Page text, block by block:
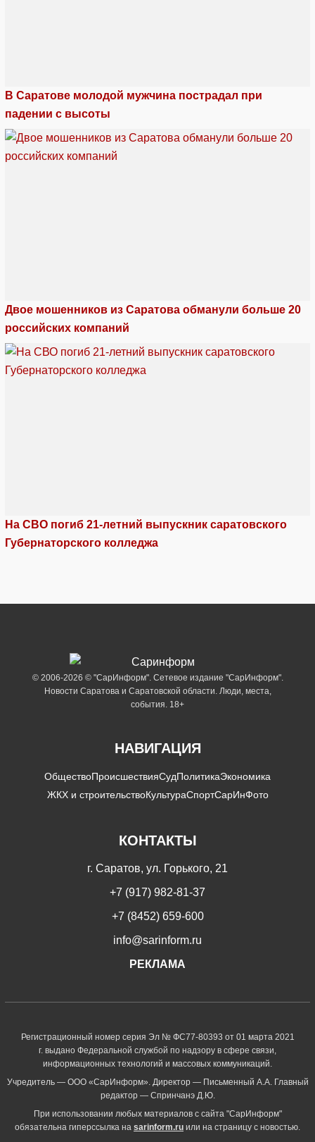
В Саратове молодой мужчина пострадал при
падении с высоты
Двое мошенников из Саратова обманули больше 20
российских компаний
На СВО погиб 21-летний выпускник саратовского
Губернаторского колледжа
© 2006-2026 © "СарИнформ". Сетевое издание "СарИнформ".
Новости Саратова и Саратовской области. Люди, места,
события. 18+
НАВИГАЦИЯ
ОбществоПроисшествияСудПолитикаЭкономика
ЖКХ и строительствоКультураСпортСарИнФото
КОНТАКТЫ
г. Саратов, ул. Горького, 21
+7 (917) 982-81-37
+7 (8452) 659-600
info@sarinform.ru
РЕКЛАМА
Регистрационный номер серия Эл № ФС77-80393 от 01 марта 2021
г. выдано Федеральной службой по надзору в сфере связи,
информационных технологий и массовых коммуникаций.
Учредитель — ООО «СарИнформ». Директор — Письменный А.А. Главный
редактор — Спринчанэ Д.Ю.
При использовании любых материалов с сайта "СарИнформ"
обязательна гиперссылка на sarinform.ru или на страницу с новостью.